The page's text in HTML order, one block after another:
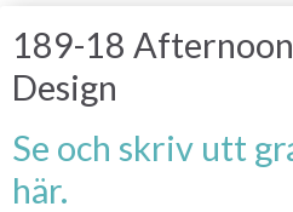
189-18 Afternoon
Design
Se och skriv utt
här.